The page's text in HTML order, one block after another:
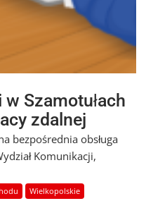
Szamotułach
zdalnej
bezpośrednia obsługa
Komunikacji,
Wielkopolskie